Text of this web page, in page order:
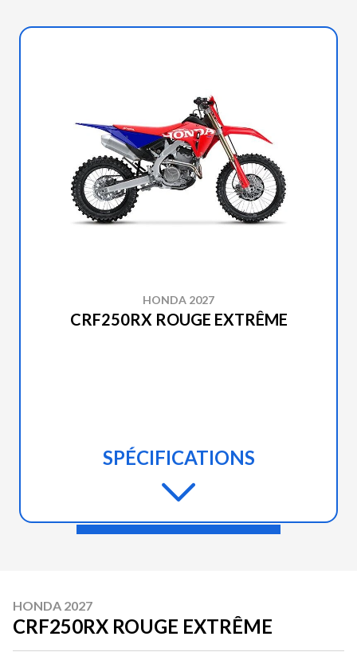
HONDA 2027
CRF250RX ROUGE EXTRÊME
SPÉCIFICATIONS
HONDA 2027
CRF250RX ROUGE EXTRÊME